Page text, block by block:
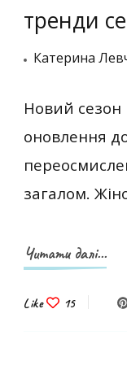
тренди
Катерина
Новий сезон
оновлення
загалом.
Читати далі...
Like 15